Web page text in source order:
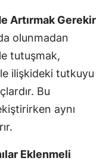
Artırmak Gerekir
olunmadan
tutuşmak,
ilişkideki tutkuyu
Bu
aynı
Eklenmeli